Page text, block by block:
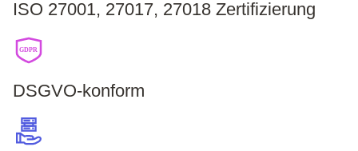
ISO 27001, 27017, 27018 Zertifizierung
GDPR
DSGVO-konform